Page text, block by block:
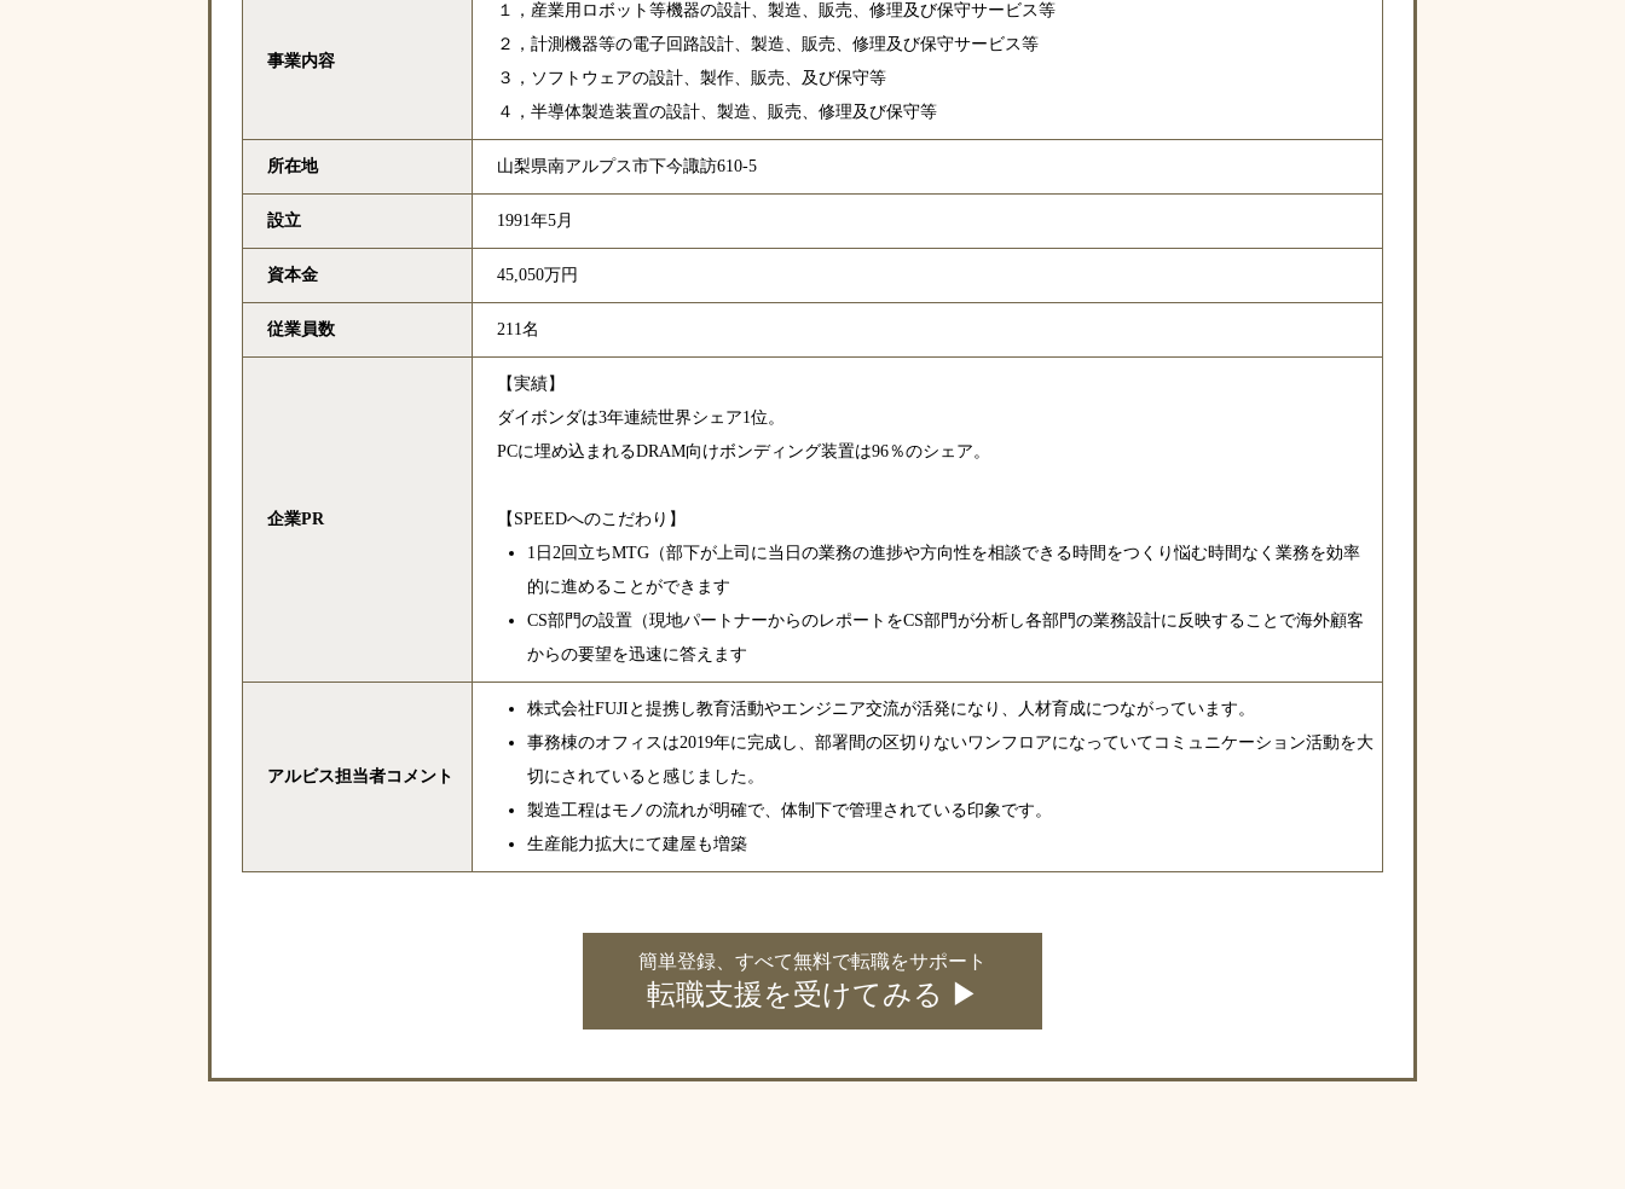
事業内容
１，産業用ロボット等機器の設計、製造、販売、修理及び保守サービス等
２，計測機器等の電子回路設計、製造、販売、修理及び保守サービス等
３，ソフトウェアの設計、製作、販売、及び保守等
４，半導体製造装置の設計、製造、販売、修理及び保守等
所在地 山梨県南アルプス市下今諏訪610-5
設立 1991年5月
資本金 45,050万円
従業員数 211名
企業PR
【実績】
ダイボンダは3年連続世界シェア1位。
PCに埋め込まれるDRAM向けボンディング装置は96％のシェア。
【SPEEDへのこだわり】
1日2回立ちMTG（部下が上司に当日の業務の進捗や方向性を相談できる時間をつくり悩む時間なく業務を効率
的に進めることができます
CS部門の設置（現地パートナーからのレポートをCS部門が分析し各部門の業務設計に反映することで海外顧客
からの要望を迅速に答えます
アルビス担当者コメント
株式会社FUJIと提携し教育活動やエンジニア交流が活発になり、人材育成につながっています。
事務棟のオフィスは2019年に完成し、部署間の区切りないワンフロアになっていてコミュニケーション活動を大
切にされていると感じました。
製造工程はモノの流れが明確で、体制下で管理されている印象です。
生産能力拡大にて建屋も増築
簡単登録、すべて無料で転職をサポート
転職支援を受けてみる ▶